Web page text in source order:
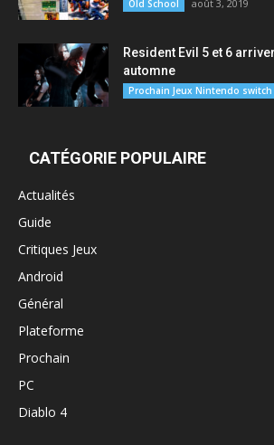
Old School août 3, 2019
Resident Evil 5 et 6
automne
Prochain Jeux Nintendo switch
CATÉGORIE POPULAIRE
Actualités
Guide
Critiques Jeux
Android
Général
Plateforme
Prochain
PC
Diablo 4